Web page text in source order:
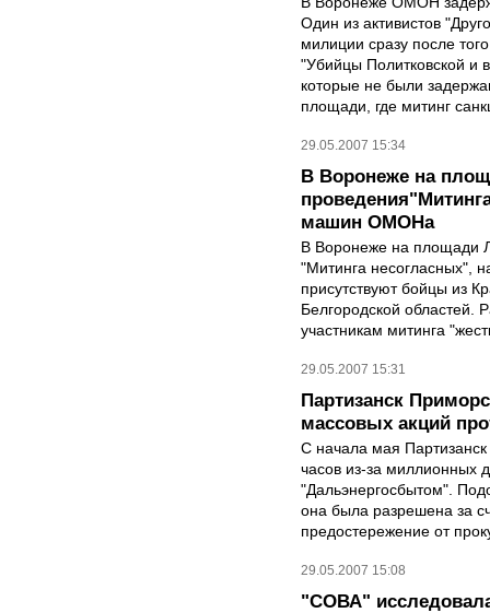
Один из активистов
милиции сразу после
"Убийцы Политковской и
которые не были
площади, где митинг
29.05.2007 15:34
В Воронеже на
машин ОМОНа
В Воронеже на площади
"Митинга
присутствуют бойцы из
Белгородской областей.
участникам митинга
29.05.2007 15:31
Партизанск
массовых акций
С начала мая
часов из-за миллионных
"Дальэнергосбытом".
она была разрешена за
предостережение от
29.05.2007 15:08
"СОВА"